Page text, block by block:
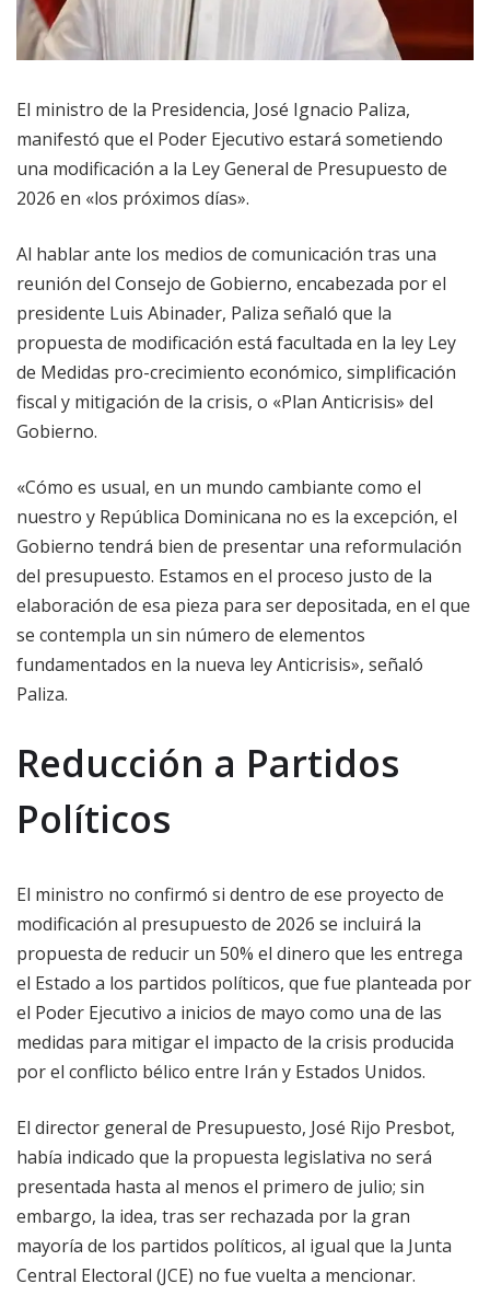
El ministro de la Presidencia, José Ignacio Paliza,
manifestó que el Poder Ejecutivo estará sometiendo
una modificación a la Ley General de Presupuesto de
2026 en «los próximos días».
Al hablar ante los medios de comunicación tras una
reunión del Consejo de Gobierno, encabezada por el
presidente Luis Abinader, Paliza señaló que la
propuesta de modificación está facultada en la ley Ley
de Medidas pro-crecimiento económico, simplificación
fiscal y mitigación de la crisis, o «Plan Anticrisis» del
Gobierno.
«Cómo es usual, en un mundo cambiante como el
nuestro y República Dominicana no es la excepción, el
Gobierno tendrá bien de presentar una reformulación
del presupuesto. Estamos en el proceso justo de la
elaboración de esa pieza para ser depositada, en el que
se contempla un sin número de elementos
fundamentados en la nueva ley Anticrisis», señaló
Paliza.
Reducción a Partidos
Políticos
El ministro no confirmó si dentro de ese proyecto de
modificación al presupuesto de 2026 se incluirá la
propuesta de reducir un 50% el dinero que les entrega
el Estado a los partidos políticos, que fue planteada por
el Poder Ejecutivo a inicios de mayo como una de las
medidas para mitigar el impacto de la crisis producida
por el conflicto bélico entre Irán y Estados Unidos.
El director general de Presupuesto, José Rijo Presbot,
había indicado que la propuesta legislativa no será
presentada hasta al menos el primero de julio; sin
embargo, la idea, tras ser rechazada por la gran
mayoría de los partidos políticos, al igual que la Junta
Central Electoral (JCE) no fue vuelta a mencionar.